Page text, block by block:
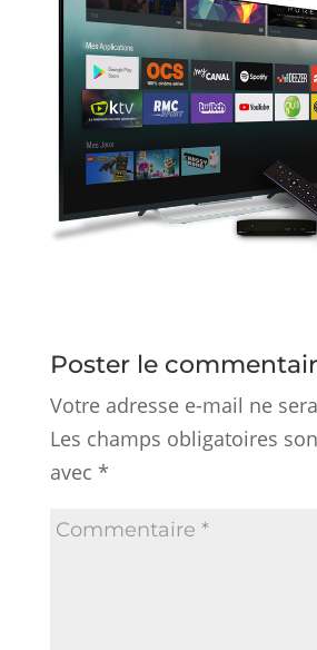
Poster le
Votre adresse e-mail ne
Les champs obligatoires
avec *